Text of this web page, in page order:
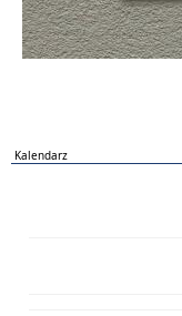
Kalendarz